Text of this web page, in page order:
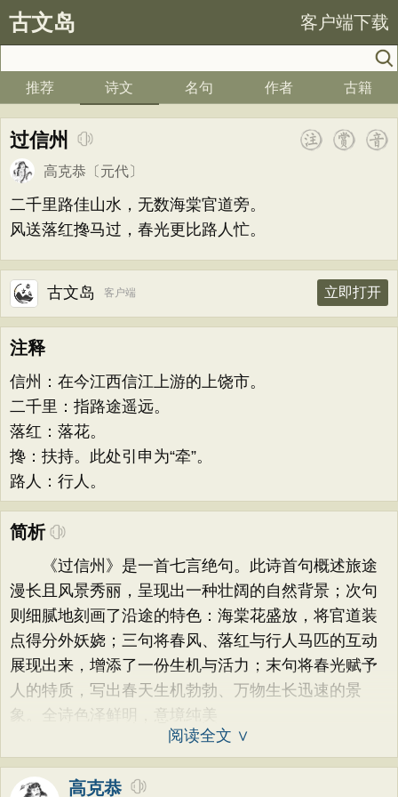
古文岛 客户端下载
推荐 诗文 名句 作者 古籍
过信州
高克恭 〔元代〕
二千里路佳山水，无数海棠官道旁。
风送落红搀马过，春光更比路人忙。
古文岛 客户端 立即打开
注释
信州：在今江西信江上游的上饶市。
二千里：指路途遥远。
落红：落花。
搀：扶持。此处引申为“牵”。
路人：行人。
简析
《过信州》是一首七言绝句。此诗首句概述旅途
漫长且风景秀丽，呈现出一种壮阔的自然背景；次句
则细腻地刻画了沿途的特色：海棠花盛放，将官道装
点得分外妖娆；三句将春风、落红与行人马匹的互动
展现出来，增添了一份生机与活力；末句将春光赋予
人的特质，写出春天生机勃勃、万物生长迅速的景
象。全诗色泽鲜明，意境纯美
阅读全文 ∨
高克恭